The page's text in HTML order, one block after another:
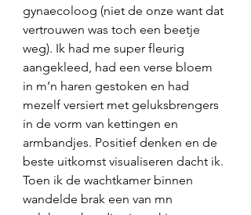
gynaecoloog (niet de onze want dat
vertrouwen was toch een beetje
weg). Ik had me super fleurig
aangekleed, had een verse bloem
in m’n haren gestoken en had
mezelf versiert met geluksbrengers
in de vorm van kettingen en
armbandjes. Positief denken en de
beste uitkomst visualiseren dacht ik.
Toen ik de wachtkamer binnen
wandelde brak een van mn